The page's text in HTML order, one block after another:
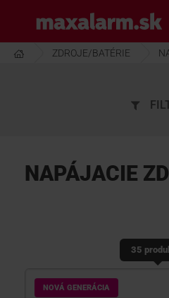
hlavnému
obsahu
www.maxalarm.sk
ZDROJE/BATÉRIE
NAPÁJACIE
35
NOVÁ GENERÁCIA